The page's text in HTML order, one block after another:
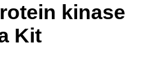
kinase
Kit